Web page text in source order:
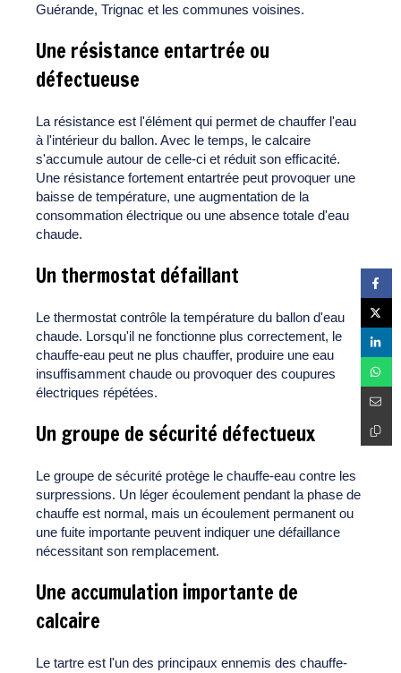
Guérande, Trignac et les communes voisines.
Une résistance entartrée ou
défectueuse
La résistance est l'élément qui permet de chauffer l'eau
à l'intérieur du ballon. Avec le temps, le calcaire
s'accumule autour de celle-ci et réduit son efficacité.
Une résistance fortement entartrée peut provoquer une
baisse de température, une augmentation de la
consommation électrique ou une absence totale d'eau
chaude.
Un thermostat défaillant
Le thermostat contrôle la température du ballon d'eau
chaude. Lorsqu'il ne fonctionne plus correctement, le
chauffe-eau peut ne plus chauffer, produire une eau
insuffisamment chaude ou provoquer des coupures
électriques répétées.
Un groupe de sécurité défectueux
Le groupe de sécurité protège le chauffe-eau contre les
surpressions. Un léger écoulement pendant la phase de
chauffe est normal, mais un écoulement permanent ou
une fuite importante peuvent indiquer une défaillance
nécessitant son remplacement.
Une accumulation importante de
calcaire
Le tartre est l'un des principaux ennemis des chauffe-